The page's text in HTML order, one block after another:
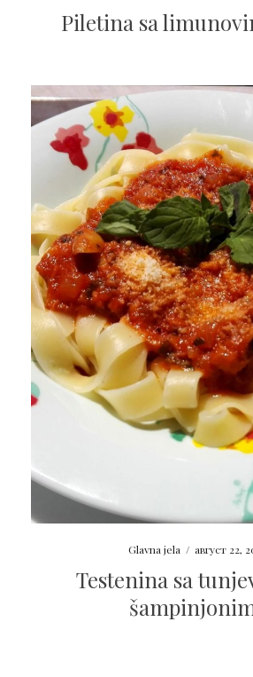
Piletina sa
Glavna jela / август 22,
Testenina sa